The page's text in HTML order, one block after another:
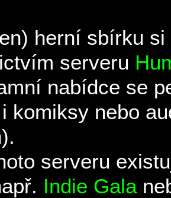
herní sbírku
serveru
nabídce se
komiksy nebo
serveru
Indie Gala